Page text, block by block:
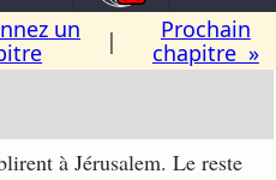
un
|
Prochain
chapitre »
à Jérusalem. Le reste